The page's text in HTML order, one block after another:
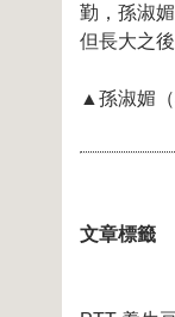
勤，孫淑
但長大之
▲孫淑媚
文章標籤